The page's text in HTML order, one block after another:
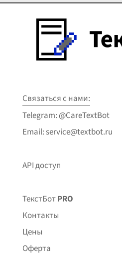
Связаться с нами:
Telegram: @CareTextBot
Email: service@textbot.ru
API доступ
ТекстБотPRO
Контакты
Цены
Оферта